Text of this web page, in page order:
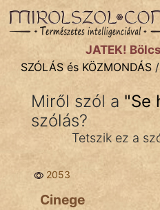
SZÓLÁS ÉS KÖZMONDÁS
Bibliai
Közmondások
Szállóigék
JÁTÉK!
SZÓLÁS és KÖZMONDÁS /
Miről szól a "Se
szólás?
Tetszik ez a
2053
Cinege